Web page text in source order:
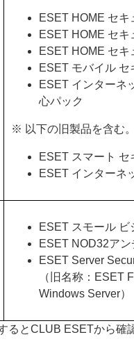
ESET HOME セ
ESET HOME セ
ESET HOME セ
ESET モバイル セ
ESET インターネ
心パック
※ 以下の旧製品を含む
ESET スマート
ESET インターネ
ESET スモール
ESET NOD32ア
ESET Server
（旧名称：ESET
Windows Server）
るとCLUB ESETから確